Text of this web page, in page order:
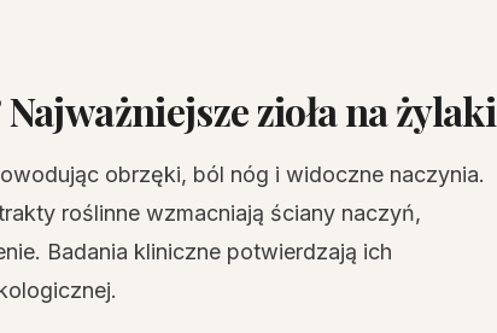
zioła na żylaki
obrzęki, ból nóg i widoczne naczynia.
roślinne wzmacniają ściany naczyń,
Badania kliniczne potwierdzają ich